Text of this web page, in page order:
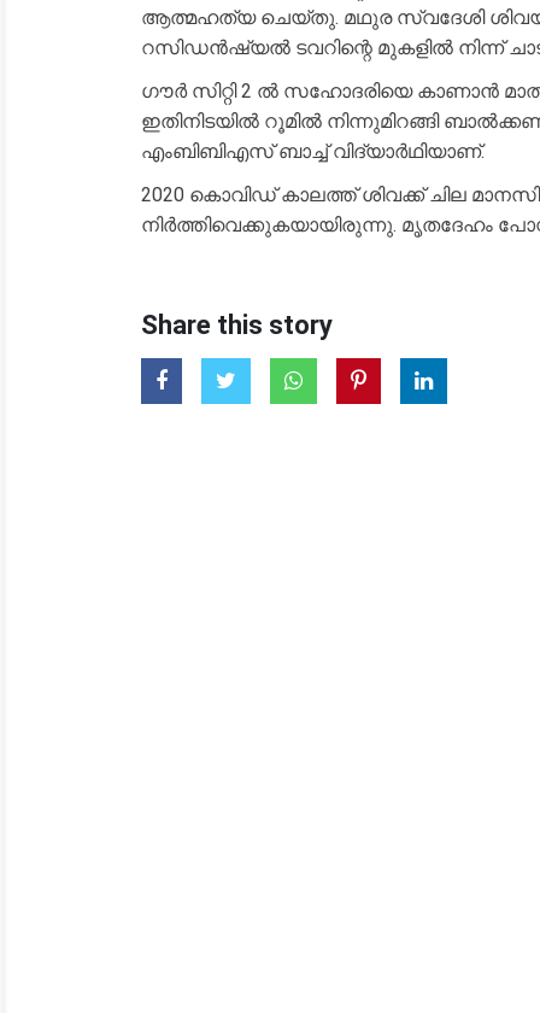
ആത്മഹത്യ ചെയ്തു. മഥുര സ്വദേശി
റസിഡൻഷ്യൽ ടവറിന്റെ മുകളിൽ നിന്ന്
ഗൗർ സിറ്റി 2 ൽ സഹോദരിയെ കാണാൻ
ഇതിനിടയിൽ റൂമിൽ നിന്നുമിറങ്ങി
എംബിബിഎസ് ബാച്ച് വിദ്യാർഥിയാണ്.
2020 കൊവിഡ് കാലത്ത് ശിവക്ക് ചില
നിർത്തിവെക്കുകയായിരുന്നു. മൃതദേഹം
Share this story